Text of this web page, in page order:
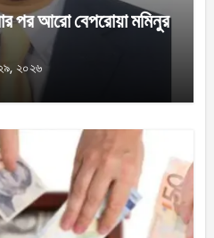
পর আরো বেপরোয়া মমিনুর
২০২৬